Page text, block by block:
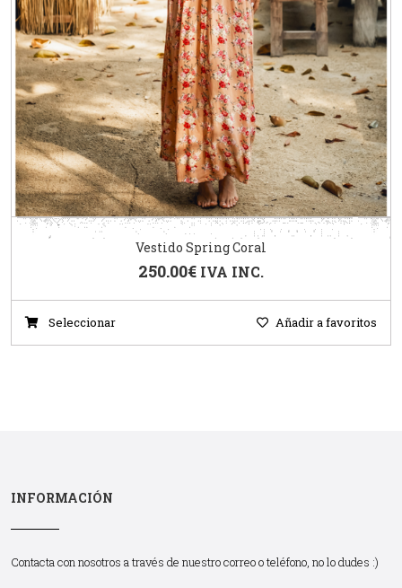
Vestido Spring Coral
250.00€ IVA INC.
Seleccionar Añadir a favoritos
INFORMACIÓN
Contacta con nosotros a través de nuestro correo o teléfono, no lo dudes :)